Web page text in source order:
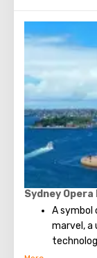
Sydney Opera
A symbol
marvel, a